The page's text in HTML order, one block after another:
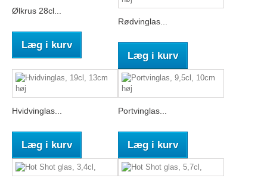
Ølkrus 28cl...
Læg i kurv
Rødvinglas...
Læg i kurv
Hvidvinglas...
Læg i kurv
Portvinglas...
Læg i kurv